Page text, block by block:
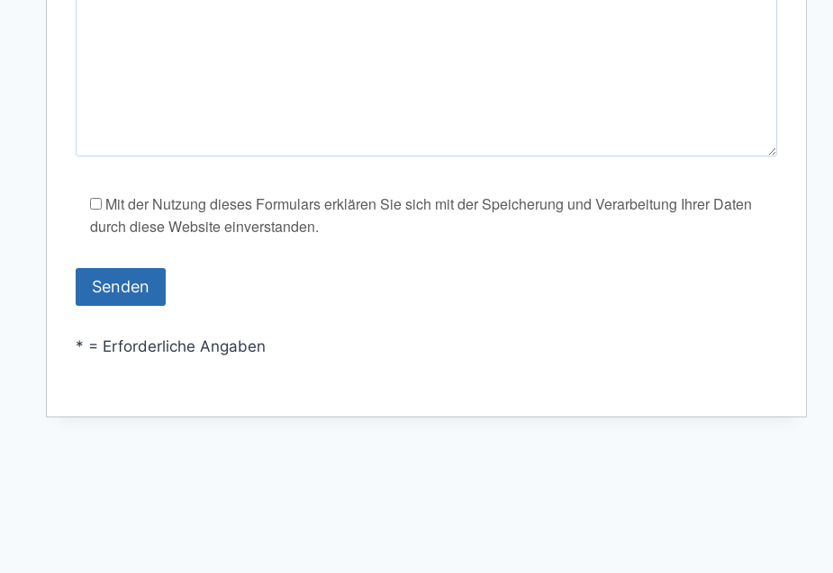
Mit der Nutzung dieses Formulars erklären Sie sich mit der Speicherung und Verarbeitung Ihrer Daten
durch diese Website einverstanden.
* = Erforderliche Angaben